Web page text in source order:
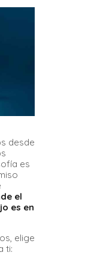
desde
es
el
es en
elige
ti: